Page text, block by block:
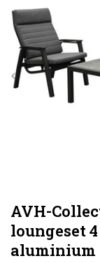
AVH-
loungeset
aluminium